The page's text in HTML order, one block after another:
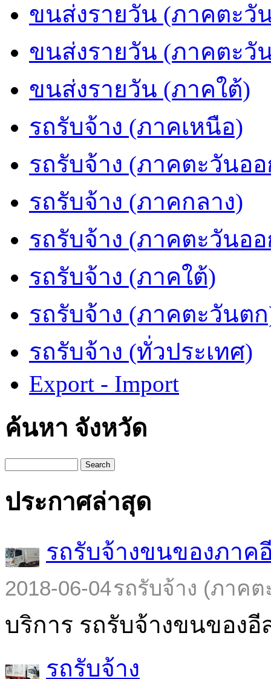
ขนส่งรายวัน (ภาคตะวั
ขนส่งรายวัน (ภาคตะวั
ขนส่งรายวัน (ภาคใต้)
รถรับจ้าง (ภาคเหนือ)
รถรับจ้าง (ภาคตะวันออ
รถรับจ้าง (ภาคกลาง)
รถรับจ้าง (ภาคตะวันอ
รถรับจ้าง (ภาคใต้)
รถรับจ้าง (ภาคตะวันต
รถรับจ้าง (ทั่วประเทศ)
Export - Import
ค้นหา จังหวัด
Search
ประกาศล่าสุด
รถรับจ้างขนของภาค
2018-06-04รถรับจ้าง (ภาคต
บริการ รถรับจ้างขนของ
รถรับจ้าง